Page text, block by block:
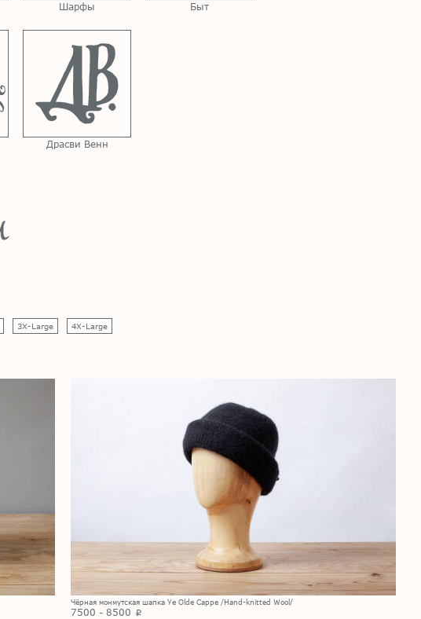
Шарфы Быт
Драсви Венн
3X-Large 4X-Large
Чёрная монмутская шапка Ye Olde Cappe /Hand-knitted Wool/
7500 - 8500 p